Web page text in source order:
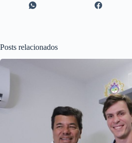
Posts relacionados